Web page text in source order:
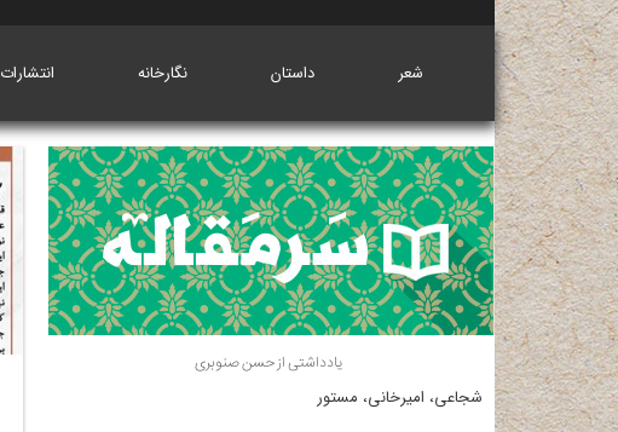
شعر داستان نگارخانه انتشارات
یادداشتی از حسن صنوبری
شجاعی، امیرخانی، مستور